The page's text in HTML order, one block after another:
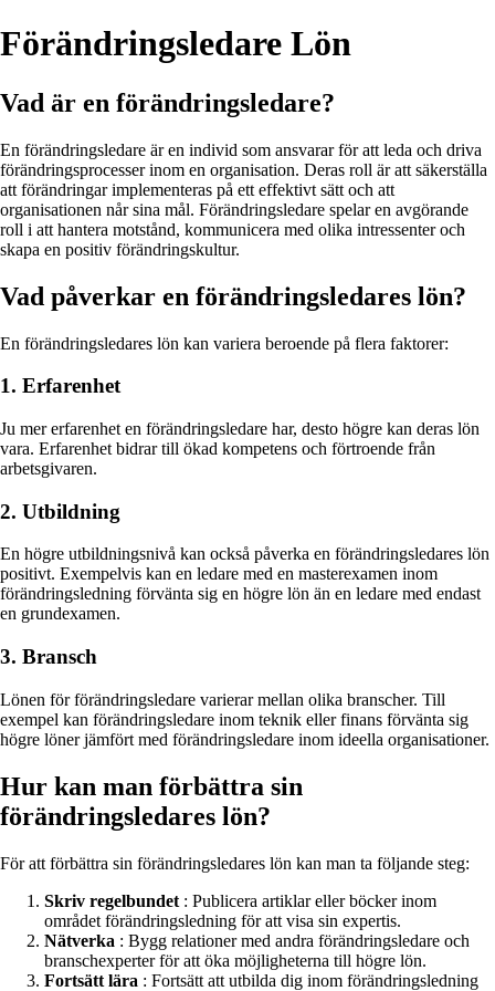
Förändringsledare Lön
Vad är en förändringsledare?
En förändringsledare är en individ som ansvarar för att leda och driva
förändringsprocesser inom en organisation. Deras roll är att säkerställa
att förändringar implementeras på ett effektivt sätt och att
organisationen når sina mål. Förändringsledare spelar en avgörande
roll i att hantera motstånd, kommunicera med olika intressenter och
skapa en positiv förändringskultur.
Vad påverkar en förändringsledares lön?
En förändringsledares lön kan variera beroende på flera faktorer:
1. Erfarenhet
Ju mer erfarenhet en förändringsledare har, desto högre kan deras lön
vara. Erfarenhet bidrar till ökad kompetens och förtroende från
arbetsgivaren.
2. Utbildning
En högre utbildningsnivå kan också påverka en förändringsledares lön
positivt. Exempelvis kan en ledare med en masterexamen inom
förändringsledning förvänta sig en högre lön än en ledare med endast
en grundexamen.
3. Bransch
Lönen för förändringsledare varierar mellan olika branscher. Till
exempel kan förändringsledare inom teknik eller finans förvänta sig
högre löner jämfört med förändringsledare inom ideella organisationer.
Hur kan man förbättra sin
förändringsledares lön?
För att förbättra sin förändringsledares lön kan man ta följande steg:
Skriv regelbundet : Publicera artiklar eller böcker inom
området förändringsledning för att visa sin expertis.
Nätverka : Bygg relationer med andra förändringsledare och
branschexperter för att öka möjligheterna till högre lön.
Fortsätt lära : Fortsätt att utbilda dig inom förändringsledning